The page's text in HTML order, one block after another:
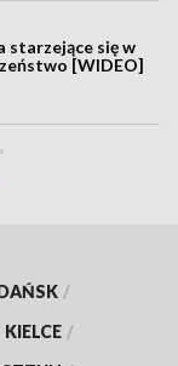
starzejące się w
[WIDEO]
/
KIELCE /